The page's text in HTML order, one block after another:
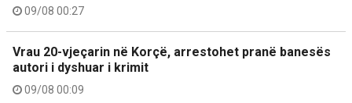
09/08 00:27
Vrau 20-vjeçarin në Korçë, arrestohet pranë banesës
autori i dyshuar i krimit
09/08 00:09